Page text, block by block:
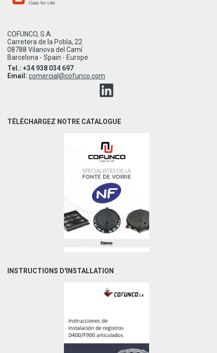
COFUNCO, S.A.
Carretera de la Pobla, 22
08788 Vilanova del Camí
Barcelona - Spain - Europe
Tel.: +34 938 034 697
Email: comercial@cofunco.com
TÉLÉCHARGEZ NOTRE CATALOGUE
INSTRUCTIONS D'INSTALLATION